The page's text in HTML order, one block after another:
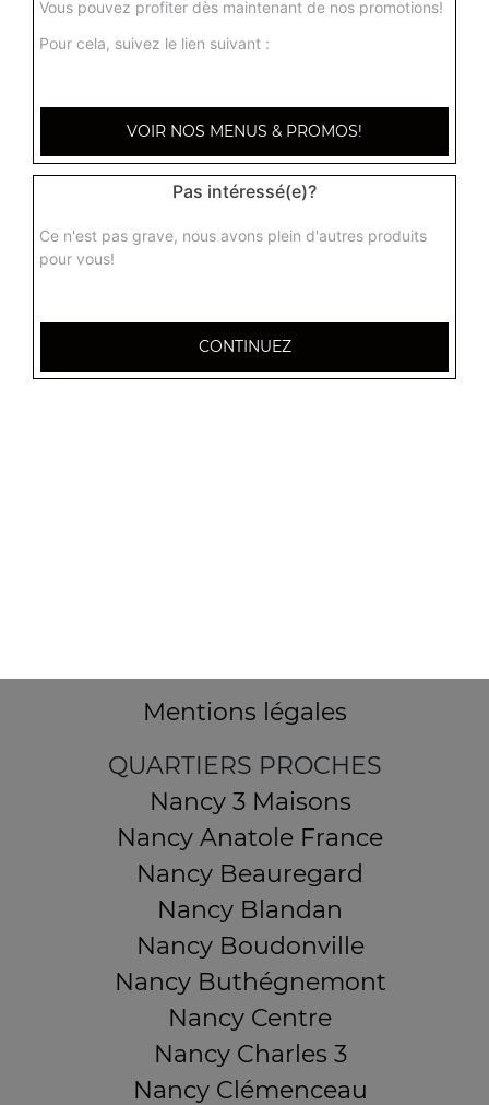
Boeuf ginger + riz
16.00€
Boeuf palak + riz
15.90€
Mentions légales
QUARTIERS PROCHES
Nancy 3 Maisons
Nancy Anatole France
Nancy Beauregard
Nancy Blandan
Nancy Boudonville
Nancy Buthégnemont
Nancy Centre
Nancy Charles 3
Nancy Clémenceau
Vous pouvez profiter dès maintenant de nos promotions!
Pour cela, suivez le lien suivant :
VOIR NOS MENUS & PROMOS!
Pas intéressé(e)?
Ce n'est pas grave, nous avons plein d'autres produits
pour vous!
CONTINUEZ